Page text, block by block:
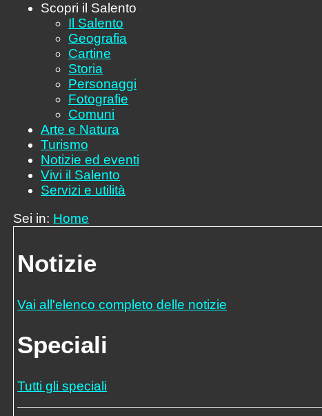
Scopri il Salento
Il Salento
Geografia
Cartine
Storia
Personaggi
Fotografie
Comuni
Arte e Natura
Turismo
Notizie ed eventi
Vivi il Salento
Servizi e utilità
Sei in: Home
Notizie
Vai all'elenco completo delle notizie
Speciali
Tutti gli speciali